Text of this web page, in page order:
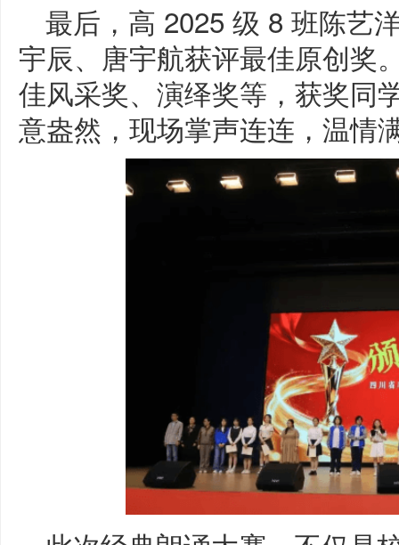
最后，高 2025 级 8 班陈艺
宇辰、唐宇航获评最佳原创奖
佳风采奖、演绎奖等，获奖同
意盎然，现场掌声连连，温情